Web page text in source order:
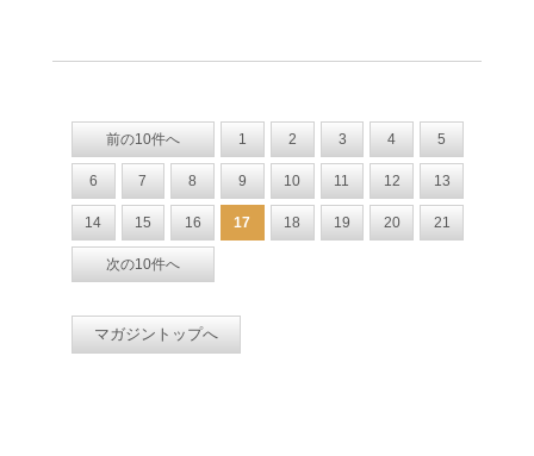
前の10件へ 1 2 3 4 5
6 7 8 9 10 11 12 13
14 15 16 17 18 19 20 21
次の10件へ
マガジントップへ